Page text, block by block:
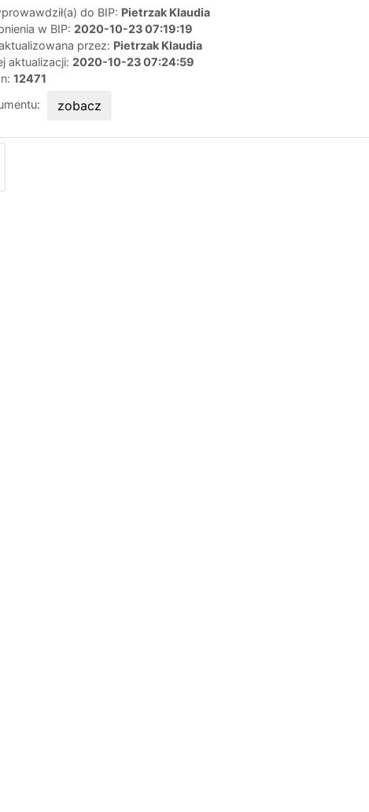
do BIP: Pietrzak Klaudia
w BIP: 2020-10-23 07:19:19
przez: Pietrzak Klaudia
aktualizacji: 2020-10-23 07:24:59
12471
zobacz